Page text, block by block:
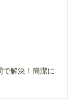
解決！簡潔に